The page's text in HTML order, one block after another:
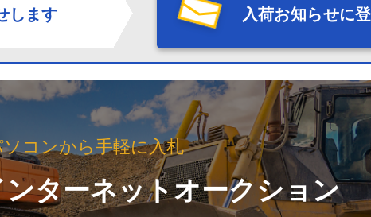
します 入荷お知らせに
コンから手軽に入札
ターネットオークション